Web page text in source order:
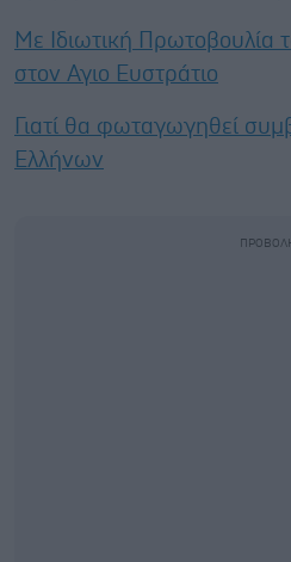
Με Ιδιωτική Πρωτοβουλία
στον Αγιο Ευστράτιο
Γιατί θα φωταγωγηθεί
Ελλήνων